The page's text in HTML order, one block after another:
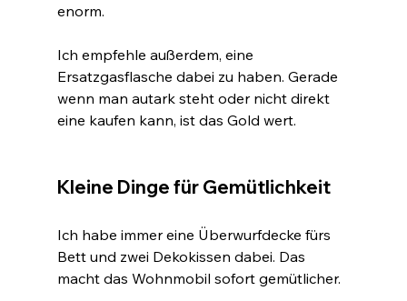
enorm.
Ich empfehle außerdem, eine
Ersatzgasflasche dabei zu haben. Gerade
wenn man autark steht oder nicht direkt
eine kaufen kann, ist das Gold wert.
Kleine Dinge für Gemütlichkeit
Ich habe immer eine Überwurfdecke fürs
Bett und zwei Dekokissen dabei. Das
macht das Wohnmobil sofort gemütlicher.